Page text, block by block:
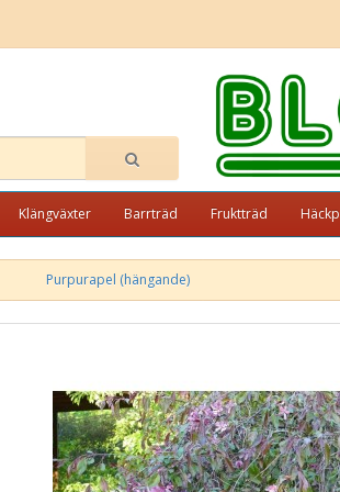
Klängväxter Barrträd Fruktträd
Purpurapel (hängande)